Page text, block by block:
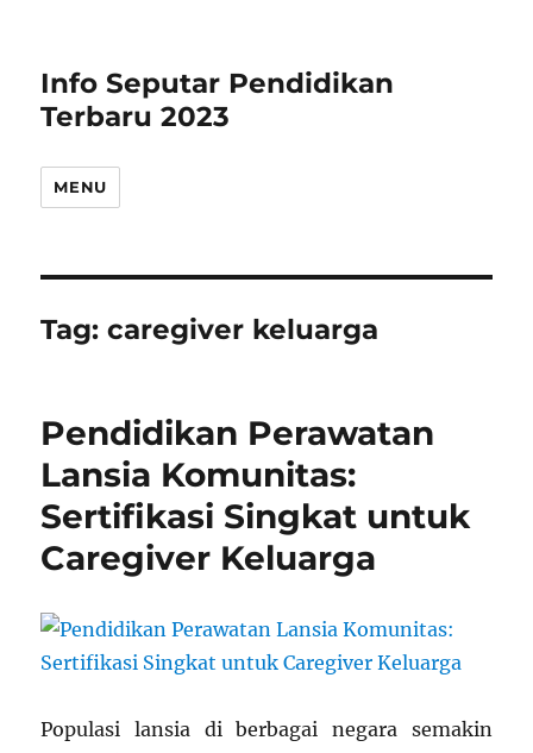
Info Seputar Pendidikan
Terbaru 2023
MENU
Tag:caregiver keluarga
Pendidikan Perawatan
Lansia Komunitas:
Sertifikasi Singkat untuk
Caregiver Keluarga
Populasi lansia di berbagai negara semakin